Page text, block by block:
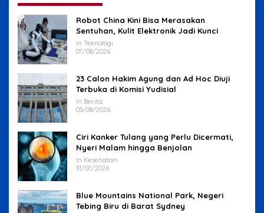
Robot China Kini Bisa Merasakan
Sentuhan, Kulit Elektronik Jadi Kunci
In Teknologi
07/08/2026
23 Calon Hakim Agung dan Ad Hoc Diuji
Terbuka di Komisi Yudisial
In Berita
03/08/2026
Ciri Kanker Tulang yang Perlu Dicermati,
Nyeri Malam hingga Benjolan
In Kesehatan
31/07/2026
Blue Mountains National Park, Negeri
Tebing Biru di Barat Sydney